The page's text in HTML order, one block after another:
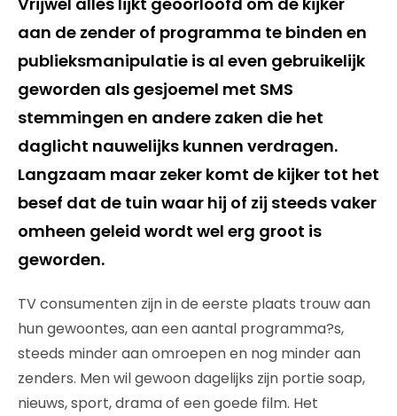
aan de zender of programma te binden en
publieksmanipulatie is al even gebruikelijk
geworden als gesjoemel met SMS
stemmingen en andere zaken die het
daglicht nauwelijks kunnen verdragen.
Langzaam maar zeker komt de kijker tot het
besef dat de tuin waar hij of zij steeds vaker
omheen geleid wordt wel erg groot is
geworden.
TV consumenten zijn in de eerste plaats trouw aan
hun gewoontes, aan een aantal programma?s,
steeds minder aan omroepen en nog minder aan
zenders. Men wil gewoon dagelijks zijn portie soap,
nieuws, sport, drama of een goede film. Het